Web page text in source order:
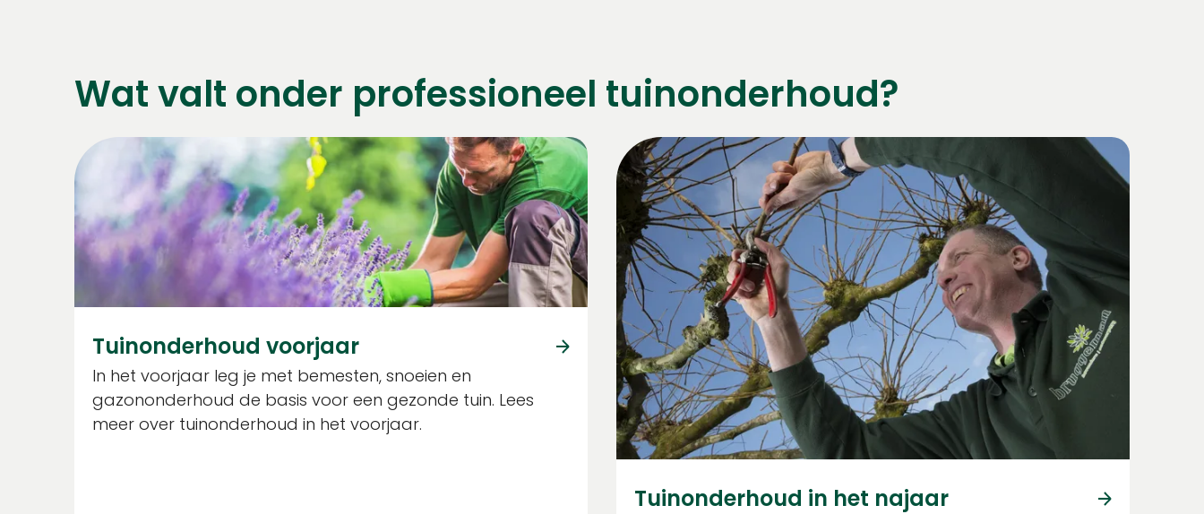
Wat valt onder professioneel tuinonderhoud?
Tuinonderhoud voorjaar
In het voorjaar leg je met bemesten, snoeien en
gazononderhoud de basis voor een gezonde tuin. Lees
meer over tuinonderhoud in het voorjaar.
Tuinonderhoud in het najaar